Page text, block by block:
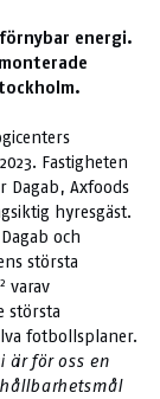
energi.
Fastigheten
Dagab, Axfoods
hyresgäst.
och
största
2 varav
största
fotbollsplaner.
är för oss en